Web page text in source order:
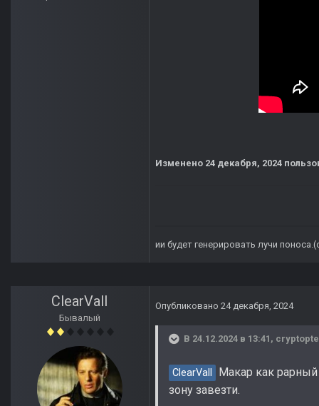
Изменено 24 декабря, 2024
ии будет генерировать лучи
ClearVall
Бывалый
Опубликовано 24 декабря, 2024
В 24.12.2024 в 13:41,
ClearVall
Макар как
зону завезти.